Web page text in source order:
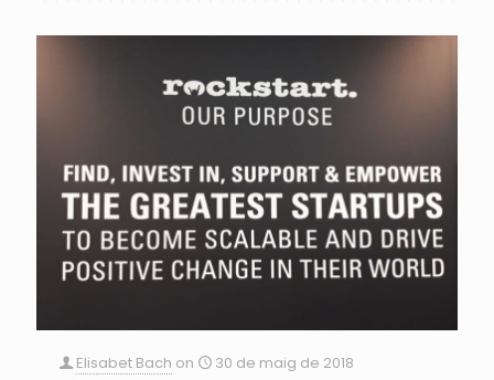
Elisabet Bach on
30 de maig de 2018